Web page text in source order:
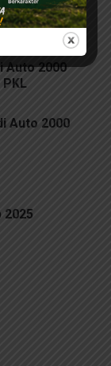
Auto 2000
Auto 2000